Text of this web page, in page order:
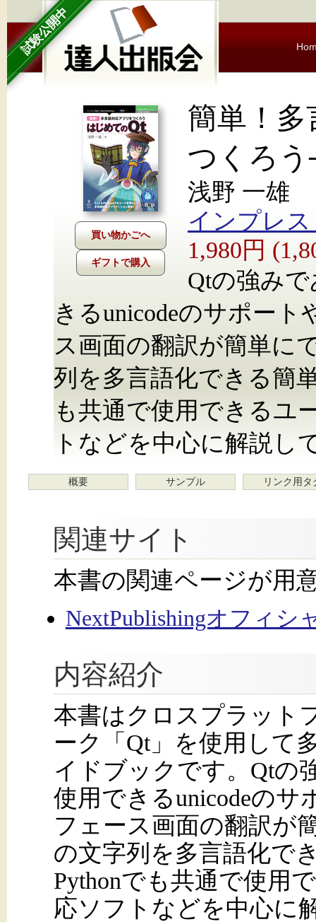
試験公開中
ギフトで購入
簡単！
つくろ
浅野 一雄
インプレス
1,980円
Qtの強み
きるunicodeのサポー
ス画面の翻訳が簡単に
列を多言語化できる簡
も共通で使用できるユ
トなどを中心に解説し
概要 サンプル リンク用タ
関連サイト
本書の関連ページが用
NextPublishingオフィシ
内容紹介
本書はクロスプラット
ーク「Qt」を使用して
イドブックです。Qtの
使用できるunicodeの
フェース画面の翻訳が
の文字列を多言語化で
Pythonでも共通で使用
応ソフトなどを中心に